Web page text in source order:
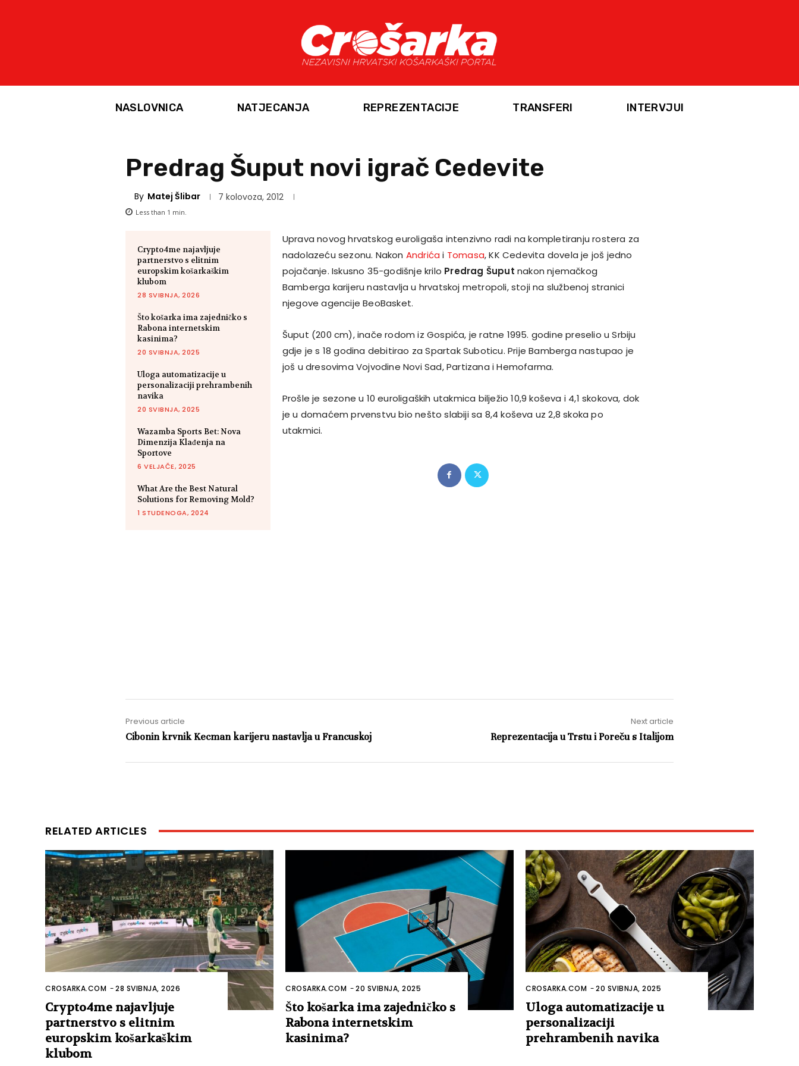
NASLOVNICA NATJECANJA REPREZENTACIJE TRANSFERI INTERVJUI
Predrag Šuput novi igrač Cedevite
By Matej Šlibar 7 kolovoza, 2012
Less than 1 min.
Crypto4me najavljuje
partnerstvo s elitnim
europskim košarkaškim
klubom
28 SVIBNJA, 2026
Što košarka ima zajedničko s
Rabona internetskim
kasinima?
20 SVIBNJA, 2025
Uloga automatizacije u
personalizaciji prehrambenih
navika
20 SVIBNJA, 2025
Wazamba Sports Bet: Nova
Dimenzija Klađenja na
Sportove
6 VELJAČE, 2025
What Are the Best Natural
Solutions for Removing Mold?
1 STUDENOGA, 2024
Uprava novog hrvatskog euroligaša intenzivno radi na kompletiranju rostera za
nadolazeću sezonu. Nakon Andrića i Tomasa, KK Cedevita dovela je još jedno
pojačanje. Iskusno 35-godišnje krilo Predrag Šuput nakon njemačkog
Bamberga karijeru nastavlja u hrvatskoj metropoli, stoji na službenoj stranici
njegove agencije BeoBasket.
Šuput (200 cm), inače rodom iz Gospića, je ratne 1995. godine preselio u Srbiju
gdje je s 18 godina debitirao za Spartak Suboticu. Prije Bamberga nastupao je
još u dresovima Vojvodine Novi Sad, Partizana i Hemofarma.
Prošle je sezone u 10 euroligaških utakmica bilježio 10,9 koševa i 4,1 skokova, dok
je u domaćem prvenstvu bio nešto slabiji sa 8,4 koševa uz 2,8 skoka po
utakmici.
Previous article
Cibonin krvnik Kecman karijeru nastavlja u Francuskoj
Next article
Reprezentacija u Trstu i Poreču s Italijom
RELATED ARTICLES
CROSARKA.COM -28 SVIBNJA, 2026
Crypto4me najavljuje
partnerstvo s elitnim
europskim košarkaškim
klubom
CROSARKA.COM -20 SVIBNJA, 2025
Što košarka ima zajedničko s
Rabona internetskim
kasinima?
CROSARKA.COM -20 SVIBNJA, 2025
Uloga automatizacije u
personalizaciji
prehrambenih navika